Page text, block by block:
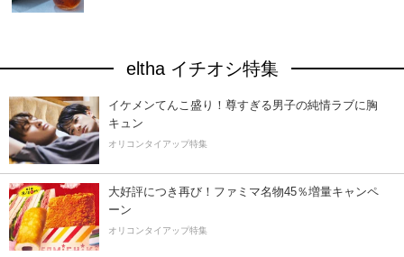
eltha イチオシ特集
イケメンてんこ盛り！尊すぎる男子の純情ラブに胸
キュン
オリコンタイアップ特集
大好評につき再び！ファミマ名物45％増量キャンペ
ーン
オリコンタイアップ特集